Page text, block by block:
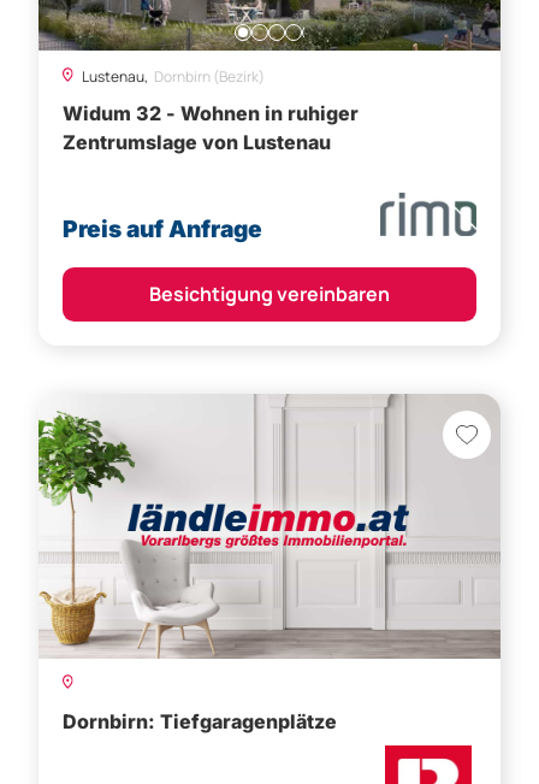
Lustenau, Dornbirn (Bezirk)
Widum 32 - Wohnen in ruhiger
Zentrumslage von Lustenau
Preis auf Anfrage
Besichtigung vereinbaren
Dornbirn: Tiefgaragenplätze